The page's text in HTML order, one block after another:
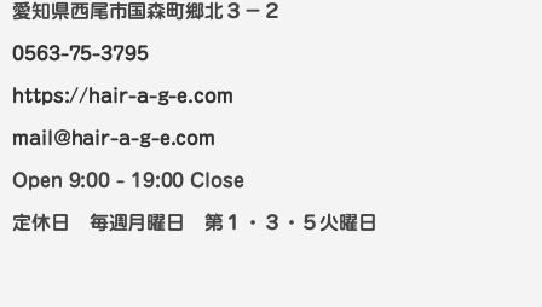
愛知県西尾市国森町郷北３－２
0563-75-3795
https://hair-a-g-e.com
mail@hair-a-g-e.com
Open 9:00 - 19:00 Close
定休日 毎週月曜日 第１・３・５火曜日